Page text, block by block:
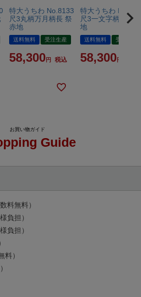
特大うちわ No.8133
尺3丸柄万月柄長 祭
赤地
送料無料 受注生産
58,300 税込
特大うちわ
尺3一文字柄長 祭
地
送料無料 受注生産
58,300
Guide
料無料）
負担）
負担）
料）